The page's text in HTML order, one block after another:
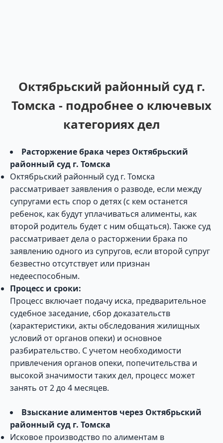
Октябрьский районный суд г.
Томска - подробнее о ключевых
категориях дел
Расторжение брака через Октябрьский
районный суд г. Томска
Октябрьский районный суд г. Томска
рассматривает заявления о разводе, если между
супругами есть спор о детях (с кем останется
ребенок, как будут уплачиваться алименты, как
второй родитель будет с ним общаться). Также суд
рассматривает дела о расторжении брака по
заявлению одного из супругов, если второй супруг
безвестно отсутствует или признан
недееспособным.
Процесс и сроки:
Процесс включает подачу иска, предварительное
судебное заседание, сбор доказательств
(характеристики, акты обследования жилищных
условий от органов опеки) и основное
разбирательство. С учетом необходимости
привлечения органов опеки, попечительства и
высокой значимости таких дел, процесс может
занять от 2 до 4 месяцев.
Взыскание алиментов через Октябрьский
районный суд г. Томска
Исковое производство по алиментам в